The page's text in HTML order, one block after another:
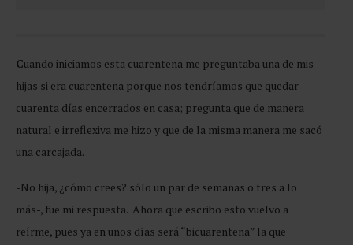
Cuando iniciamos esta cuarentena me preguntaba una de mis
hijas si era cuarentena porque nos tendríamos que quedar
cuarenta días encerrados en casa; pregunta que de manera
natural e irreflexiva me hizo y que de la misma manera me sacó
una carcajada.
-No hija, ¿cómo crees? sólo un par de semanas o tres a lo
más-, fue mi respuesta. Ahora que escribo esto vuelvo a
reírme, pues ya en unos días será “bicuarentena” la que